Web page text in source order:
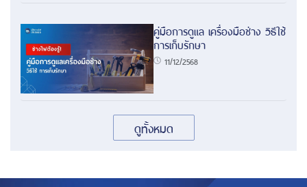
คู่มือการดูแล เครื่องมือช่าง วิธีใช้
การเก็บรักษา
11/12/2568
ดูทั้งหมด